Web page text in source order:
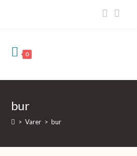
0
bur
> Varer > bur